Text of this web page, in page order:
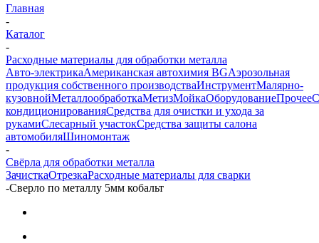
Главная
-
Каталог
-
Расходные материалы для обработки металла
Авто-электрикаАмериканская автохимия BGАэрозольная
продукция собственного производстваИнструментМалярно-
кузовнойМеталлообработкаМетизМойкаОборудованиеПрочее
кондиционированияСредства для очистки и ухода за
рукамиСлесарный участокСредства защиты салона
автомобиляШиномонтаж
-
Свёрла для обработки металла
ЗачисткаОтрезкаРасходные материалы для сварки
-Сверло по металлу 5мм кобальт